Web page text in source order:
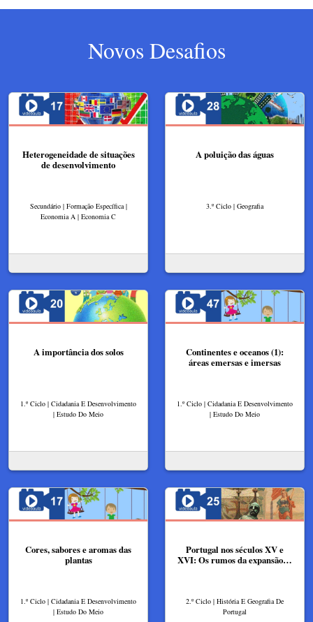
Novos Desafios
Heterogeneidade de situações
de desenvolvimento
Secundário | Formação Específica |
Economia A | Economia C
A poluição das águas
3.º Ciclo | Geografia
A importância dos solos
1.º Ciclo | Cidadania E Desenvolvimento
| Estudo Do Meio
Continentes e oceanos (1):
áreas emersas e imersas
1.º Ciclo | Cidadania E Desenvolvimento
| Estudo Do Meio
Cores, sabores e aromas das
plantas
1.º Ciclo | Cidadania E Desenvolvimento
| Estudo Do Meio
Portugal nos séculos XV e
XVI: Os rumos da expansão…
2.º Ciclo | História E Geografia De
Portugal